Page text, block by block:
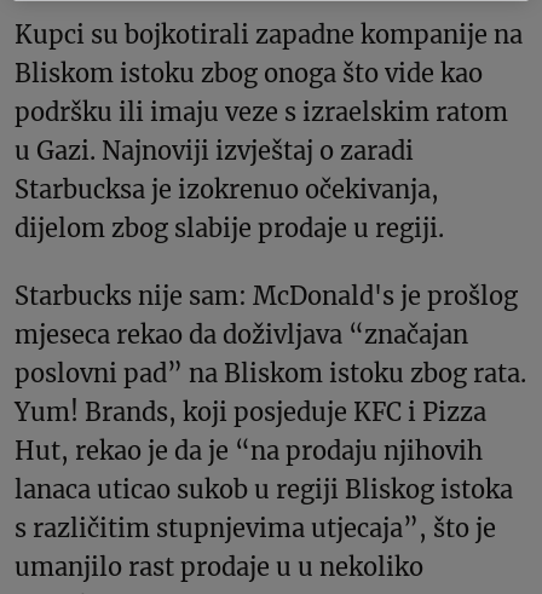
Kupci su bojkotirali zapadne kompanije na
Bliskom istoku zbog onoga što vide kao
podršku ili imaju veze s izraelskim ratom
u Gazi. Najnoviji izvještaj o zaradi
Starbucksa je izokrenuo očekivanja,
dijelom zbog slabije prodaje u regiji.
Starbucks nije sam: McDonald's je prošlog
mjeseca rekao da doživljava “značajan
poslovni pad” na Bliskom istoku zbog rata.
Yum! Brands, koji posjeduje KFC i Pizza
Hut, rekao je da je “na prodaju njihovih
lanaca uticao sukob u regiji Bliskog istoka
s različitim stupnjevima utjecaja”, što je
umanjilo rast prodaje u u nekoliko